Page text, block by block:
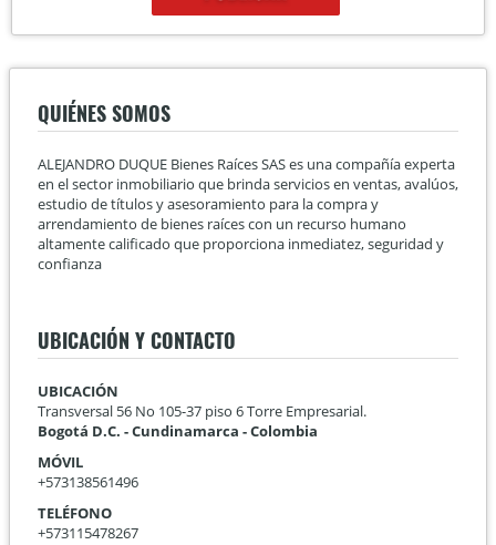
QUIÉNES SOMOS
ALEJANDRO DUQUE Bienes Raíces SAS es una compañía experta
en el sector inmobiliario que brinda servicios en ventas, avalúos,
estudio de títulos y asesoramiento para la compra y
arrendamiento de bienes raíces con un recurso humano
altamente calificado que proporciona inmediatez, seguridad y
confianza
UBICACIÓN Y CONTACTO
UBICACIÓN
Transversal 56 No 105-37 piso 6 Torre Empresarial.
Bogotá D.C. - Cundinamarca - Colombia
MÓVIL
+573138561496
TELÉFONO
+573115478267